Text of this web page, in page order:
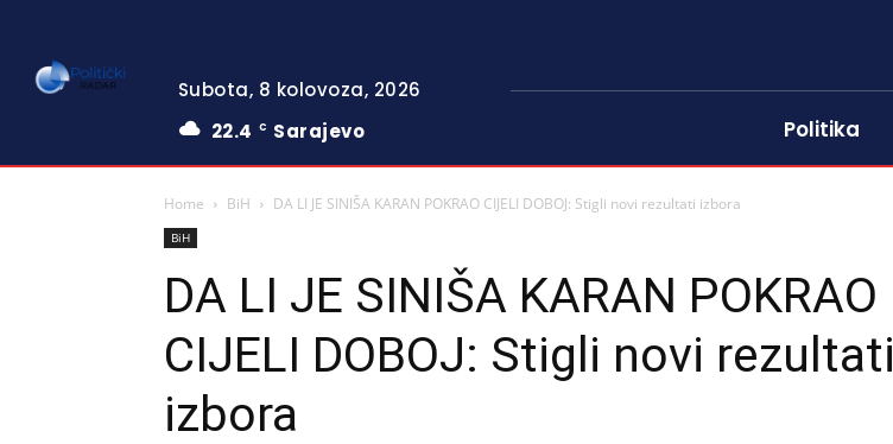
Subota, 8 kolovoza, 2026
22.4
C Sarajevo Politika
Home BiH DA LI JE SINIŠA KARAN POKRAO CIJELI DOBOJ: Stigli novi rezultati izbora
BiH
DA LI JE SINIŠA KARAN POKRAO
CIJELI DOBOJ: Stigli novi rezultati
izbora